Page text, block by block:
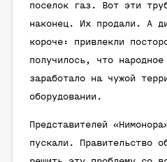
поселок газ. Вот эти
наконец. Их продали. А
короче: привлекли
получилось, что народное
заработало на чужой
оборудовании.
Представителей
пускали. Правительство